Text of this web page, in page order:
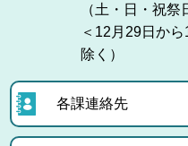
（土・日・祝
＜12月29日か
除く）
各課連絡先